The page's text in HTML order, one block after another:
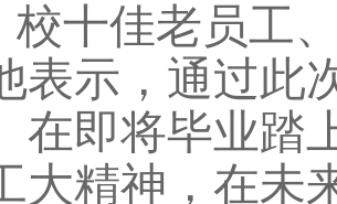
校十佳老员工
表示，通过此
在即将毕业踏
大精神，在未